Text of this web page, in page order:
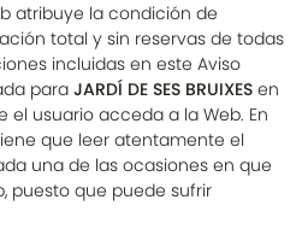
atribuye la condición de
total y sin reservas de todas
incluidas en este Aviso
para JARDÍ DE SES BRUIXES en
usuario acceda a la Web. En
que leer atentamente el
una de las ocasiones en que
puesto que puede sufrir